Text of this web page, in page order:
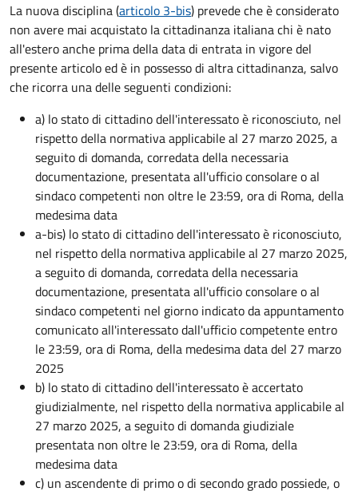
La nuova disciplina (articolo 3-bis) prevede cheèconsiderato
non avere mai acquistato la cittadinanza italiana chi è nato
all'estero anche prima della data di entrata in vigore del
presente articolo ed è in possesso di altra cittadinanza, salvo
che ricorra una delle seguenti condizioni:
a) lo stato di cittadino dell'interessato è riconosciuto, nel
rispetto della normativa applicabile al 27 marzo 2025, a
seguito di domanda, corredata della necessaria
documentazione, presentata all'ufficio consolare o al
sindaco competenti non oltre le 23:59, ora di Roma, della
medesima data
a-bis) lo stato di cittadino dell'interessato è riconosciuto,
nel rispetto della normativa applicabile al 27 marzo 2025,
a seguito di domanda, corredata della necessaria
documentazione, presentata all'ufficio consolare o al
sindaco competenti nel giorno indicato da appuntamento
comunicato all'interessato dall'ufficio competente entro
le 23:59, ora di Roma, della medesima data del 27 marzo
2025
b) lo stato di cittadino dell'interessato è accertato
giudizialmente, nel rispetto della normativa applicabile al
27 marzo 2025, a seguito di domanda giudiziale
presentata non oltre le 23:59, ora di Roma, della
medesima data
c) un ascendente di primo o di secondo grado possiede, o